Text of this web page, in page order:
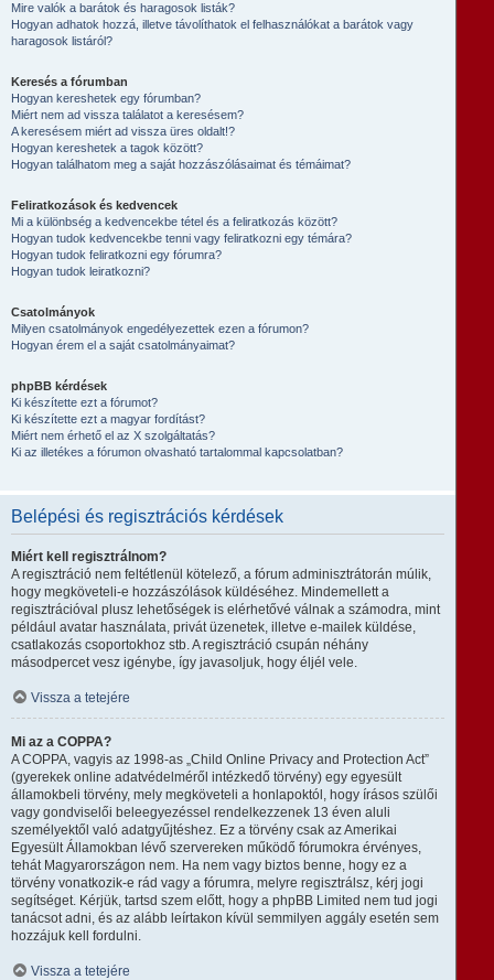
Mire valók a barátok és haragosok listák?
Hogyan adhatok hozzá, illetve távolíthatok el felhasználókat a barátok vagy
haragosok listáról?
Keresés a fórumban
Hogyan kereshetek egy fórumban?
Miért nem ad vissza találatot a keresésem?
A keresésem miért ad vissza üres oldalt!?
Hogyan kereshetek a tagok között?
Hogyan találhatom meg a saját hozzászólásaimat és témáimat?
Feliratkozások és kedvencek
Mi a különbség a kedvencekbe tétel és a feliratkozás között?
Hogyan tudok kedvencekbe tenni vagy feliratkozni egy témára?
Hogyan tudok feliratkozni egy fórumra?
Hogyan tudok leiratkozni?
Csatolmányok
Milyen csatolmányok engedélyezettek ezen a fórumon?
Hogyan érem el a saját csatolmányaimat?
phpBB kérdések
Ki készítette ezt a fórumot?
Ki készítette ezt a magyar fordítást?
Miért nem érhető el az X szolgáltatás?
Ki az illetékes a fórumon olvasható tartalommal kapcsolatban?
Belépési és regisztrációs kérdések
Miért kell regisztrálnom?
A regisztráció nem feltétlenül kötelező, a fórum adminisztrátorán múlik,
hogy megköveteli-e hozzászólások küldéséhez. Mindemellett a
regisztrációval plusz lehetőségek is elérhetővé válnak a számodra, mint
például avatar használata, privát üzenetek, illetve e-mailek küldése,
csatlakozás csoportokhoz stb. A regisztráció csupán néhány
másodpercet vesz igénybe, így javasoljuk, hogy éljél vele.
Vissza a tetejére
Mi az a COPPA?
A COPPA, vagyis az 1998-as „Child Online Privacy and Protection Act”
(gyerekek online adatvédelméről intézkedő törvény) egy egyesült
államokbeli törvény, mely megköveteli a honlapoktól, hogy írásos szülői
vagy gondviselői beleegyezéssel rendelkezzenek 13 éven aluli
személyektől való adatgyűjtéshez. Ez a törvény csak az Amerikai
Egyesült Államokban lévő szervereken működő fórumokra érvényes,
tehát Magyarországon nem. Ha nem vagy biztos benne, hogy ez a
törvény vonatkozik-e rád vagy a fórumra, melyre regisztrálsz, kérj jogi
segítséget. Kérjük, tartsd szem előtt, hogy a phpBB Limited nem tud jogi
tanácsot adni, és az alább leírtakon kívül semmilyen aggály esetén sem
hozzájuk kell fordulni.
Vissza a tetejére